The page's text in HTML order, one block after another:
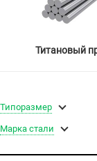
Титановый
Типоразмер
Марка стали